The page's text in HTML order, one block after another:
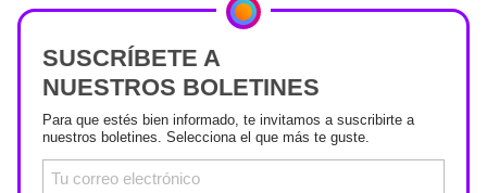
SUSCRÍBETE A
NUESTROS BOLETINES
Para que estés bien informado, te invitamos a suscribirte a
nuestros boletines. Selecciona el que más te guste.